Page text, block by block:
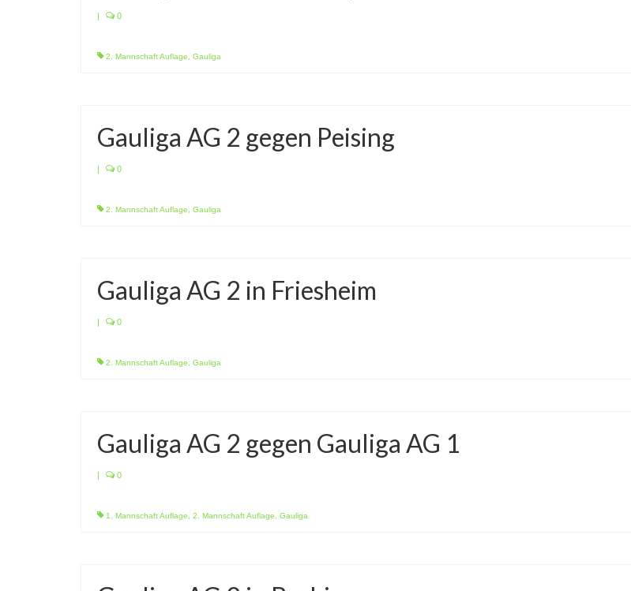
| 0
2. Mannschaft Auflage Gauliga
Gauliga AG 2 gegen Peising
| 0
2. Mannschaft Auflage Gauliga
Gauliga AG 2 in Friesheim
| 0
2. Mannschaft Auflage Gauliga
Gauliga AG 2 gegen Gauliga AG 1
| 0
1. Mannschaft Auflage 2. Mannschaft Auflage Gauliga